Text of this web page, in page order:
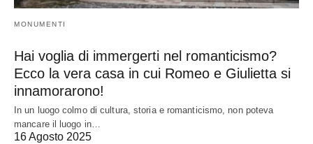
MONUMENTI
Hai voglia di immergerti nel romanticismo?
Ecco la vera casa in cui Romeo e Giulietta si
innamorarono!
In un luogo colmo di cultura, storia e romanticismo, non poteva
mancare il luogo in…
16 Agosto 2025